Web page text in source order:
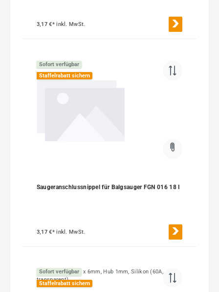
3,17 €*inkl. MwSt.
Sofort verfügbar
Staffelrabatt sichern
Saugeranschlussnippel für Balgsauger FGN 016 18 I
3,17 €*inkl. MwSt.
Sofort verfügbar
Staffelrabatt sichern